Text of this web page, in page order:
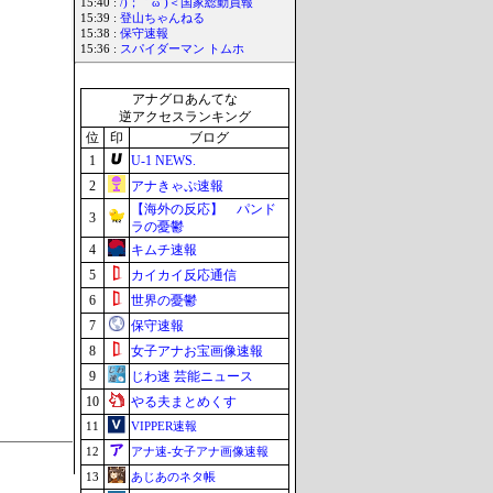
15:40 : /)；｀ω´)＜国家総動員報
15:39 : 登山ちゃんねる
15:38 : 保守速報
15:36 : スパイダーマン トムホ
アナグロあんてな
逆アクセスランキング
位
印
ブログ
1
U-1 NEWS.
2
アナきゃぷ速報
3
【海外の反応】 パンド
ラの憂鬱
4
キムチ速報
5
カイカイ反応通信
6
世界の憂鬱
7
保守速報
8
女子アナお宝画像速報
9
じわ速 芸能ニュース
10
やる夫まとめくす
11
VIPPER速報
12
アナ速‐女子アナ画像速報
13
あじあのネタ帳